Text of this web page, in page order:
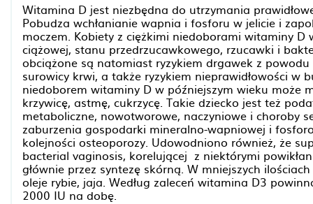
Witamina D jest niezbędna do utrzymania
Pobudza wchłanianie wapnia i fosforu w jelicie i
moczem. Kobiety z ciężkimi niedoborami witaminy
ciążowej, stanu przedrzucawkowego, rzucawki i
obciążone są natomiast ryzykiem drgawek z
surowicy krwi, a także ryzykiem nieprawidłowości w
niedoborem witaminy D w późniejszym wieku może
krzywicę, astmę, cukrzycę. Takie dziecko jest też
metaboliczne, nowotworowe, naczyniowe i choroby
zaburzenia gospodarki mineralno-wapniowej i
kolejności osteoporozy. Udowodniono również, że
bacterial vaginosis, korelującej z niektórymi
głównie przez syntezę skórną. W mniejszych
oleje rybie, jaja. Według zaleceń witamina D3
2000 IU na dobę.